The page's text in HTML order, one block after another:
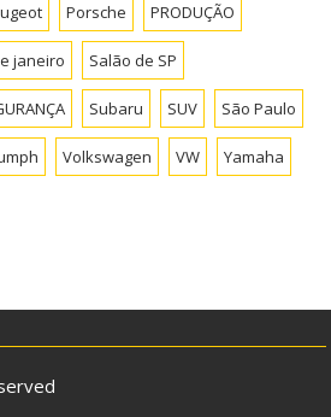
Porsche PRODUÇÃO
janeiro Salão de SP
Subaru SUV São Paulo
Volkswagen VW Yamaha